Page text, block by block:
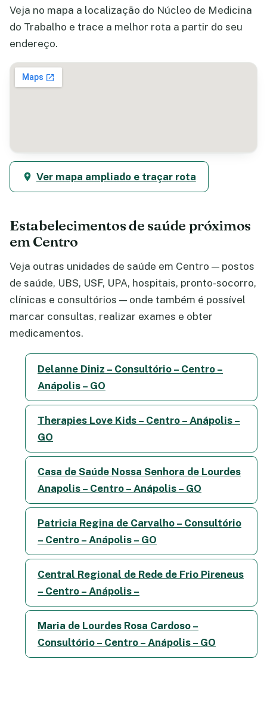
Veja no mapa a localização do Núcleo de Medicina
do Trabalho e trace a melhor rota a partir do seu
endereço.
Ver mapa ampliado e traçar rota
Estabelecimentos de saúde próximos
em Centro
Veja outras unidades de saúde em Centro — postos
de saúde, UBS, USF, UPA, hospitais, pronto-socorro,
clínicas e consultórios — onde também é possível
marcar consultas, realizar exames e obter
medicamentos.
Delanne Diniz – Consultório – Centro –
Anápolis – GO
Therapies Love Kids – Centro – Anápolis –
GO
Casa de Saúde Nossa Senhora de Lourdes
Anapolis – Centro – Anápolis – GO
Patricia Regina de Carvalho – Consultório
– Centro – Anápolis – GO
Central Regional de Rede de Frio Pireneus
– Centro – Anápolis –
Maria de Lourdes Rosa Cardoso –
Consultório – Centro – Anápolis – GO